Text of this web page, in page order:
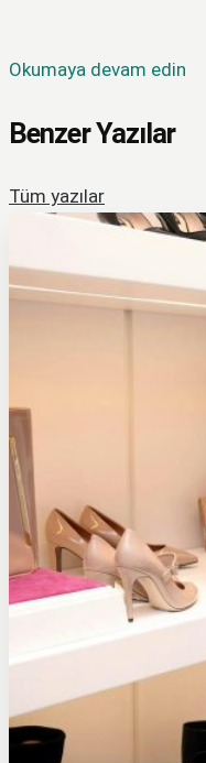
Okumaya devam edin
Benzer Yazılar
Tüm yazılar